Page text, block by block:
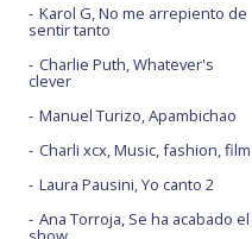
Karol G, No me arrepiento de
sentir tanto
Charlie Puth, Whatever's
clever
Manuel Turizo, Apambichao
Charli xcx, Music, fashion, film
Laura Pausini, Yo canto 2
Ana Torroja, Se ha acabado el